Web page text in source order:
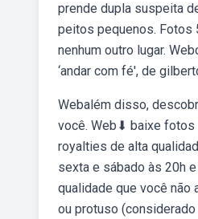
prende dupla suspeita
peitos pequenos. Fotos
nenhum outro lugar.
‘andar com fé', de
Webalém disso,
você. Web⬇ baixe fotos
royalties de alta
sexta e sábado às 20h
qualidade que você não
ou protuso